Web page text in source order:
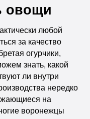
овощи
любой
за качество
огурчики,
знать, какой
ли внутри
нередко
на
воронежцы